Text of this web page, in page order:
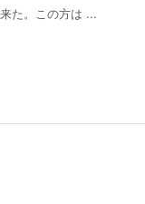
た。この方は ...